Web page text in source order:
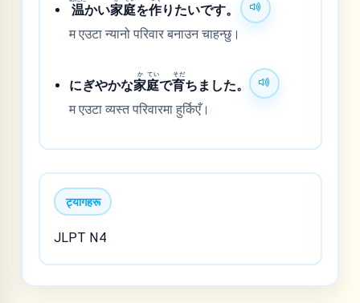
温かい家庭を作りたいです。
म एउटा न्यानो परिवार बनाउन चाहन्छु।
にぎやかな家
か
庭
てい
で育
そだ
ちました。
म एउटा व्यस्त परिवारमा हुर्किएँ।
ट्यागहरू
JLPT N4